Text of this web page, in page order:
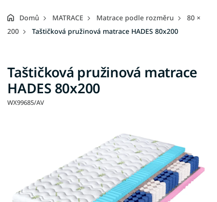
Domů MATRACE Matrace podle rozměru
80 ×
200
Taštičková pružinová matrace HADES 80x200
Taštičková pružinová matrace
HADES 80x200
WX99685/AV